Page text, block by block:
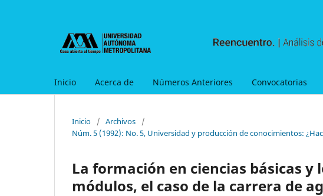
Inicio Acerca de Números Anteriores Convocatorias
Inicio / Archivos
/
Núm. 5 (1992): No. 5, Universidad y producción de conocimientos:
La formación en ciencias básicas y
módulos, el caso de la carrera de